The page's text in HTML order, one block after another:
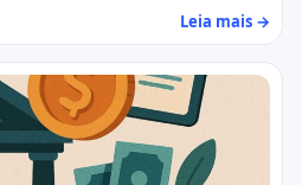
Leia mais →